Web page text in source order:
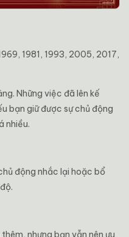
1981, 1993, 2005, 2017,
Những việc đã lên kế
bạn giữ được sự chủ động
nhiều.
động nhắc lại hoặc bổ
nhưng bạn vẫn nên ưu